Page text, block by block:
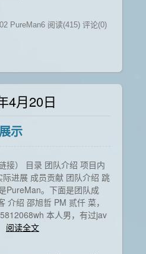
PureMan6 阅读(415) 评论(0)
4月20日
示
接） 目录 团队介绍 项目内
进展 成员贡献 团队介绍 跳
PureMan。下面是团队成
介绍 邵旭哲 PM 贰仟 菜，
本人男，有过jav
阅读全文